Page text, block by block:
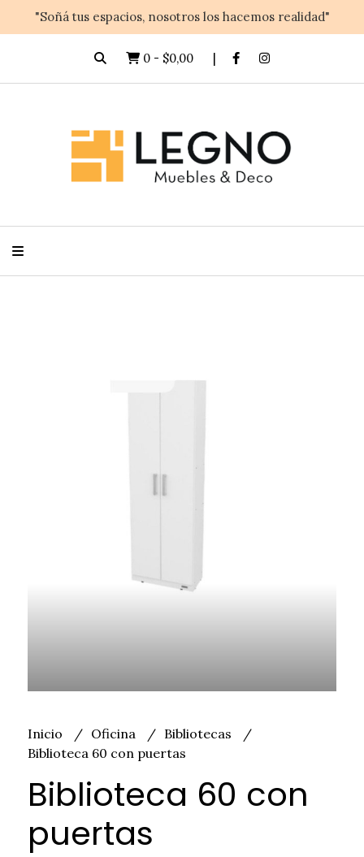
"Soñá tus espacios, nosotros los hacemos realidad"
0 - $0,00
Inicio Oficina
Bibliotecas
Biblioteca 60 con puertas
Biblioteca 60 con
puertas